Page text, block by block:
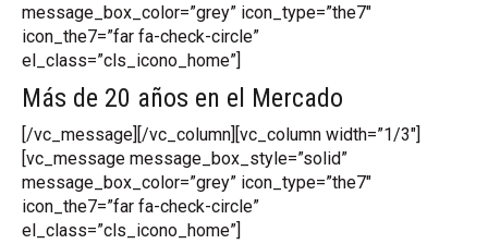
message_box_color=”grey” icon_type=”the7″
icon_the7=”far fa-check-circle”
el_class=”cls_icono_home”]
Más de 20 años en el Mercado
[/vc_message][/vc_column][vc_column width=”1/3″]
[vc_message message_box_style=”solid”
message_box_color=”grey” icon_type=”the7″
icon_the7=”far fa-check-circle”
el_class=”cls_icono_home”]